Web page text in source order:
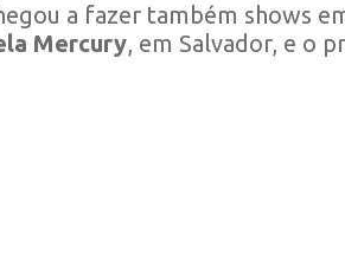
a fazer também shows
Mercury, em Salvador, e o